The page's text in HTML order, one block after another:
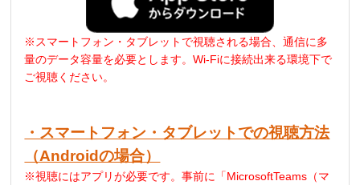
※スマートフォン・タブレットで視聴される場合、通信に多
量のデータ容量を必要とします。Wi-Fiに接続出来る環境下で
ご視聴ください。
・スマートフォン・タブレットでの視聴方法
（Androidの場合）
※視聴にはアプリが必要です。事前に「MicrosoftTeams（マ